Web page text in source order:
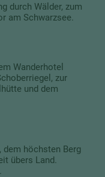
durch Wälder, zum
am Schwarzsee.
Wanderhotel
zur
und dem
höchsten Berg
übers Land.